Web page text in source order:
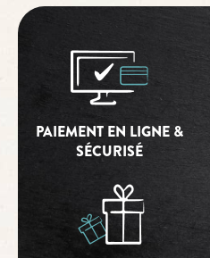
PAIEMENT EN LIGNE &
SÉCURISÉ